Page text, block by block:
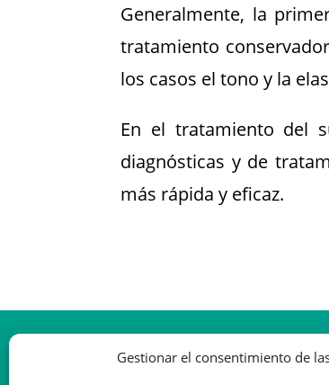
Gestionar el consentimiento de
Generalmente, la
tratamiento
los casos el tono y la
En el tratamiento del
diagnósticas y de
más rápida y eficaz.